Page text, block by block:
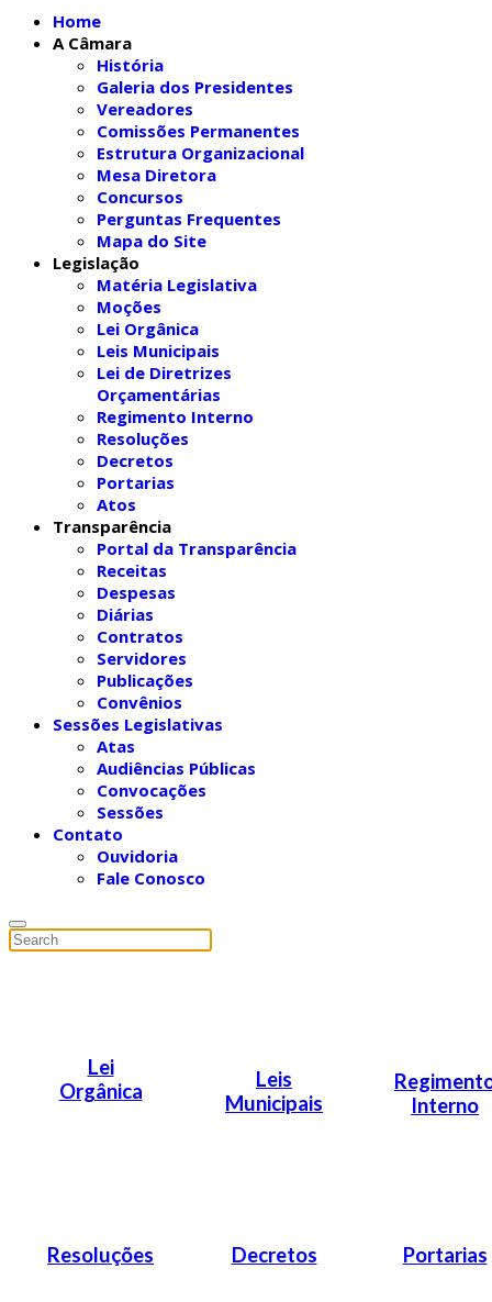
Home
A Câmara
História
Galeria dos Presidentes
Vereadores
Comissões Permanentes
Estrutura Organizacional
Mesa Diretora
Concursos
Perguntas Frequentes
Mapa do Site
Legislação
Matéria Legislativa
Moções
Lei Orgânica
Leis Municipais
Lei de Diretrizes
Orçamentárias
Regimento Interno
Resoluções
Decretos
Portarias
Atos
Transparência
Portal da Transparência
Receitas
Despesas
Diárias
Contratos
Servidores
Publicações
Convênios
Sessões Legislativas
Atas
Audiências Públicas
Convocações
Sessões
Contato
Ouvidoria
Fale Conosco
Lei
Orgânica
Leis
Municipais
Interno
Resoluções Decretos Portarias